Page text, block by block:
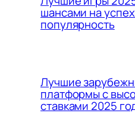
шансами на
популярность
Лучшие
платформы с
ставками 2025